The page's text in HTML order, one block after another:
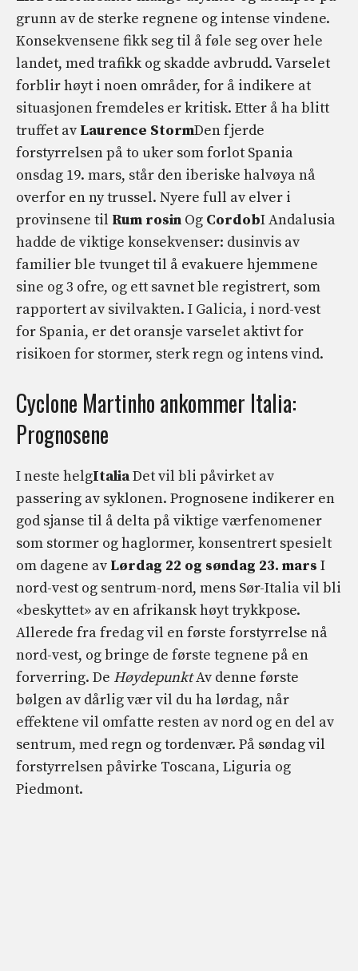
grunn av de sterke regnene og intense vindene.
Konsekvensene fikk seg til å føle seg over hele
landet, med trafikk og skadde avbrudd. Varselet
forblir høyt i noen områder, for å indikere at
situasjonen fremdeles er kritisk. Etter å ha blitt
truffet av Laurence StormDen fjerde
forstyrrelsen på to uker som forlot Spania
onsdag 19. mars, står den iberiske halvøya nå
overfor en ny trussel. Nyere full av elver i
provinsene til Rum rosin Og CordobI Andalusia
hadde de viktige konsekvenser: dusinvis av
familier ble tvunget til å evakuere hjemmene
sine og 3 ofre, og ett savnet ble registrert, som
rapportert av sivilvakten. I Galicia, i nord-vest
for Spania, er det oransje varselet aktivt for
risikoen for stormer, sterk regn og intens vind.
Cyclone Martinho ankommer Italia:
Prognosene
I neste helgItaliaDet vil bli påvirket av
passering av syklonen. Prognosene indikerer en
god sjanse til å delta på viktige værfenomener
som stormer og haglormer, konsentrert spesielt
om dagene av Lørdag 22 og søndag 23. mars I
nord-vest og sentrum-nord, mens Sør-Italia vil bli
«beskyttet» av en afrikansk høyt trykkpose.
Allerede fra fredag ​​vil en første forstyrrelse nå
nord-vest, og bringe de første tegnene på en
forverring. De HøydepunktAv denne første
bølgen av dårlig vær vil du ha lørdag, når
effektene vil omfatte resten av nord og en del av
sentrum, med regn og tordenvær. På søndag vil
forstyrrelsen påvirke Toscana, Liguria og
Piedmont.